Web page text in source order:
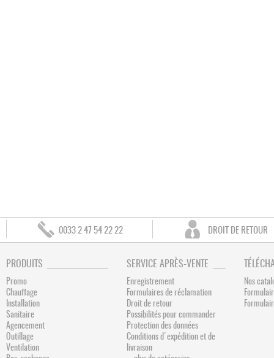
0033 2 47 54 22 22 DROIT DE RETOUR
PRODUITS
Promo
Chauffage
Installation
Sanitaire
Agencement
Outillage
Ventilation
SERVICE APRÈS-VENTE
Enregistrement
Formulaires de réclamation
Droit de retour
Possibilités pour commander
Protection des données
Conditions d'expédition et de
livraison
Nos